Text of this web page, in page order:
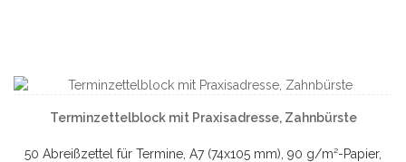
Terminzettelblock mit Praxisadresse, Zahnbürste
50 Abreißzettel für Termine, A7 (74x105 mm), 90 g/m²-Papier,